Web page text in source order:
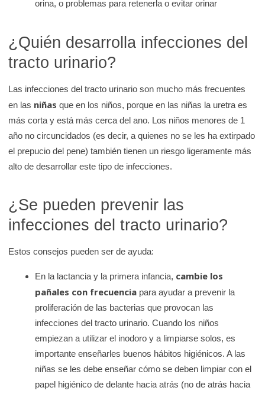
orina, o problemas para retenerla o evitar orinar
¿Quién desarrolla infecciones del
tracto urinario?
Las infecciones del tracto urinario son mucho más frecuentes
en las niñasque en los niños, porque en las niñas la uretra es
más corta y está más cerca del ano. Los niños menores de 1
año no circuncidados (es decir, a quienes no se les ha extirpado
el prepucio del pene) también tienen un riesgo ligeramente más
alto de desarrollar este tipo de infecciones.
¿Se pueden prevenir las
infecciones del tracto urinario?
Estos consejos pueden ser de ayuda:
En la lactancia y la primera infancia, cambie los
pañales con frecuencia para ayudar a prevenir la
proliferación de las bacterias que provocan las
infecciones del tracto urinario. Cuando los niños
empiezan a utilizar el inodoro y a limpiarse solos, es
importante enseñarles buenos hábitos higiénicos. A las
niñas se les debe enseñar cómo se deben limpiar con el
papel higiénico de delante hacia atrás (no de atrás hacia